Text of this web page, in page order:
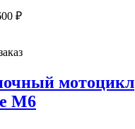
₽
мотоцикл
M6